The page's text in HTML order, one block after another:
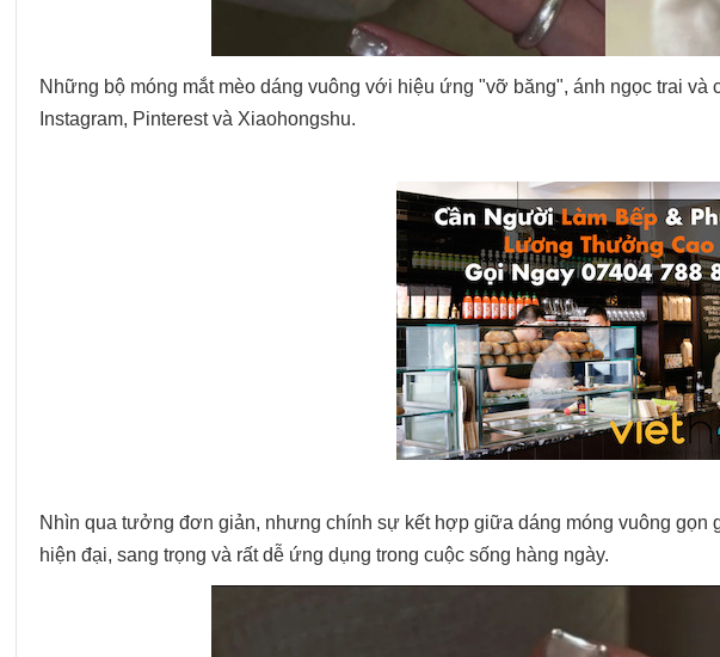
Những bộ móng mắt mèo dáng vuông với hiệu ứng "vỡ băng", ánh ngọc trai và
Instagram, Pinterest và Xiaohongshu.
Nhìn qua tưởng đơn giản, nhưng chính sự kết hợp giữa dáng móng vuông gọn
hiện đại, sang trọng và rất dễ ứng dụng trong cuộc sống hàng ngày.